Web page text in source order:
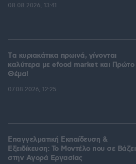
08.08.2026, 13:41
Tα κυριακάτικα πρωινά, γίνονται
καλύτερα με efood market και Πρώτο
Θέμα!
07.08.2026, 12:25
Επαγγελματική Εκπαίδευση &
Εξειδίκευση: Το Mοντέλο που σε Bάζει
στην Aγορά Eργασίας